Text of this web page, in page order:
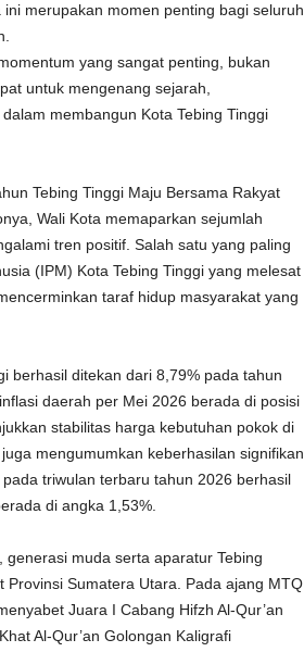
merupakan momen penting bagi seluruh
yang sangat penting, bukan
untuk mengenang sejarah,
membangun Kota Tebing Tinggi
Tebing Tinggi Maju Bersama Rakyat
Wali Kota memaparkan sejumlah
tren positif. Salah satu yang paling
(IPM) Kota Tebing Tinggi yang melesat
taraf hidup masyarakat yang
berhasil ditekan dari 8,79% pada tahun
daerah per Mei 2026 berada di posisi
stabilitas harga kebutuhan pokok di
mengumumkan keberhasilan signifikan
triwulan terbaru tahun 2026 berhasil
di angka 1,53%.
muda serta aparatur Tebing
Sumatera Utara. Pada ajang MTQ
Juara I Cabang Hifzh Al-Qur’an
Al-Qur’an Golongan Kaligrafi